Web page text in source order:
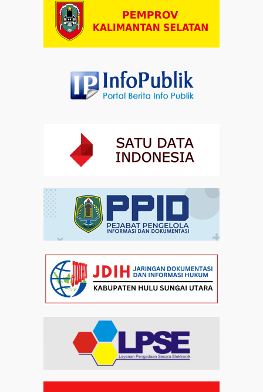
Dalam Zikir dan Doa Kebangsaan, Tio Menemukan
Makna Keberagaman
Artikel 01-08-2026 18:00
Kebangsaan di Monas
31-07-2026 16:04
Pandang terhadap Penyandang Disabilitas